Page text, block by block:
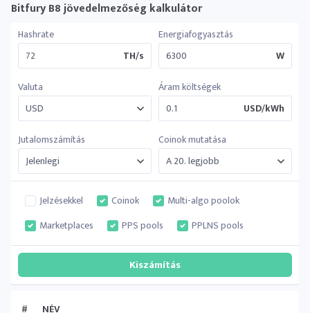
Bitfury B8 jövedelmezőség kalkulátor
Hashrate
TH/s
Energiafogyasztás
W
Valuta
Áram költségek
USD/kWh
Jutalomszámítás
Coinok mutatása
Jelzésekkel Coinok
Multi-algo poolok
Marketplaces
PPS pools PPLNS pools
# NÉV